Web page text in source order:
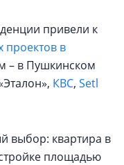
привели к
проектов в
– в Пушкинском
КВС, Setl
выбор: квартира в
площадью